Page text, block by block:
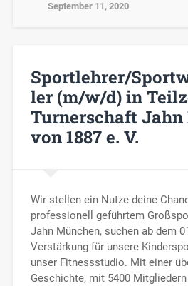
September 11, 2020
Sportlehrer/
ler (m/w/d) in
Turnerschaft
von 1887 e. V.
Wir stellen ein Nutze deine
professionell geführtem
Jahn München, suchen ab dem
Verstärkung für unsere
unser Fitnessstudio. Mit einer
Geschichte, mit 5400